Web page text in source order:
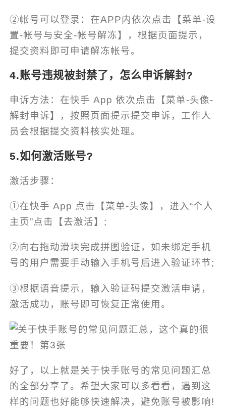
②帐号可以登录：在APP内依次点击【菜单-设
置-帐号与安全-帐号解冻】，根据页面提示，
提交资料即可申请解冻帐号。
4.账号违规被封禁了，怎么申诉解封?
申诉方法：在快手 App 依次点击【菜单-头像-
解封申诉】，按照页面提示提交申诉，工作人
员会根据提交资料核实处理。
5.如何激活账号?
激活步骤：
①在快手 App 点击【菜单-头像】，进入“个人
主页”点击【去激活】;
②向右拖动滑块完成拼图验证，如未绑定手机
号的用户需要手动输入手机号后进入验证环节;
③根据语音提示，输入验证码提交激活申请，
激活成功，账号即可恢复正常使用。
好了，以上就是关于快手账号的常见问题汇总
的全部分享了。希望大家可以多看看，遇到这
样的问题也好能够快速解决，避免账号被影响!